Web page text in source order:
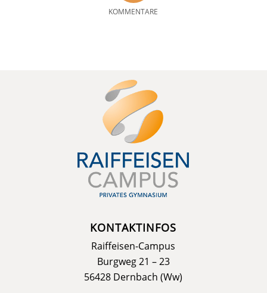
KOMMENTARE
KONTAKTINFOS
Raiffeisen-Campus
Burgweg 21 – 23
56428 Dernbach (Ww)